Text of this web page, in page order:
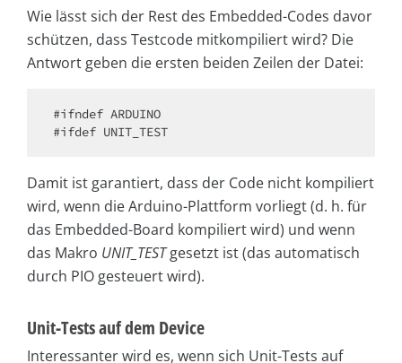
Wie lässt sich der Rest des Embedded-Codes davor
schützen, dass Testcode mitkompiliert wird? Die
Antwort geben die ersten beiden Zeilen der Datei:
#ifndef ARDUINO
#ifdef UNIT_TEST
Damit ist garantiert, dass der Code nicht kompiliert
wird, wenn die Arduino-Plattform vorliegt (d. h. für
das Embedded-Board kompiliert wird) und wenn
das Makro UNIT_TESTgesetzt ist (das automatisch
durch PIO gesteuert wird).
Unit-Tests auf dem Device
Interessanter wird es, wenn sich Unit-Tests auf